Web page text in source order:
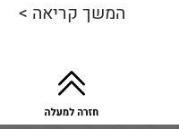
המשך קריאה >